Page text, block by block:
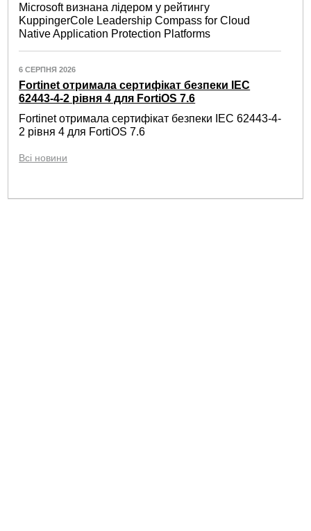
Microsoft визнана лідером у рейтингу
KuppingerCole Leadership Compass for Cloud
Native Application Protection Platforms
6 СЕРПНЯ 2026
Fortinet отримала сертифікат безпеки IEC
62443-4-2 рівня 4 для FortiOS 7.6
Fortinet отримала сертифікат безпеки IEC 62443-4-
2 рівня 4 для FortiOS 7.6
Всі новини